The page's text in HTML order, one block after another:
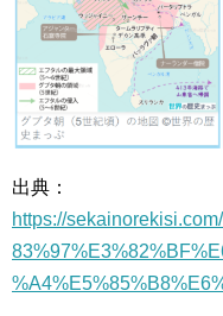
出典：
https://